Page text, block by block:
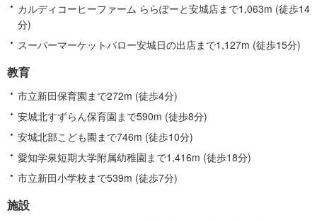
カルディコーヒーファーム ららぽーと安城店まで1,063m (徒歩14
分)
スーパーマーケットバロー安城日の出店まで1,127m (徒歩15分)
教育
市立新田保育園まで272m (徒歩4分)
安城北すずらん保育園まで590m (徒歩8分)
安城北部こども園まで746m (徒歩10分)
愛知学泉短期大学附属幼稚園まで1,416m (徒歩18分)
市立新田小学校まで539m (徒歩7分)
施設